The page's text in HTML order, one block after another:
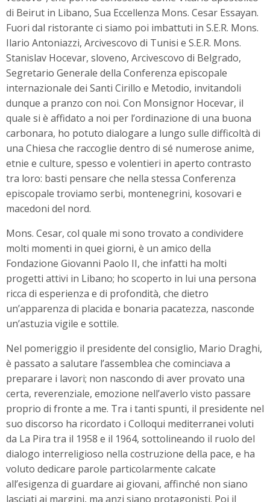
di Beirut in Libano, Sua Eccellenza Mons. Cesar Essayan.
Fuori dal ristorante ci siamo poi imbattuti in S.E.R. Mons.
Ilario Antoniazzi, Arcivescovo di Tunisi e S.E.R. Mons.
Stanislav Hocevar, sloveno, Arcivescovo di Belgrado,
Segretario Generale della Conferenza episcopale
internazionale dei Santi Cirillo e Metodio, invitandoli
dunque a pranzo con noi. Con Monsignor Hocevar, il
quale si è affidato a noi per l’ordinazione di una buona
carbonara, ho potuto dialogare a lungo sulle difficoltà di
una Chiesa che raccoglie dentro di sé numerose anime,
etnie e culture, spesso e volentieri in aperto contrasto
tra loro: basti pensare che nella stessa Conferenza
episcopale troviamo serbi, montenegrini, kosovari e
macedoni del nord.
Mons. Cesar, col quale mi sono trovato a condividere
molti momenti in quei giorni, è un amico della
Fondazione Giovanni Paolo II, che infatti ha molti
progetti attivi in Libano; ho scoperto in lui una persona
ricca di esperienza e di profondità, che dietro
un’apparenza di placida e bonaria pacatezza, nasconde
un’astuzia vigile e sottile.
Nel pomeriggio il presidente del consiglio, Mario Draghi,
è passato a salutare l’assemblea che cominciava a
preparare i lavori; non nascondo di aver provato una
certa, reverenziale, emozione nell’averlo visto passare
proprio di fronte a me. Tra i tanti spunti, il presidente nel
suo discorso ha ricordato i Colloqui mediterranei voluti
da La Pira tra il 1958 e il 1964, sottolineando il ruolo del
dialogo interreligioso nella costruzione della pace, e ha
voluto dedicare parole particolarmente calcate
all’esigenza di guardare ai giovani, affinché non siano
lasciati ai margini, ma anzi siano protagonisti. Poi il